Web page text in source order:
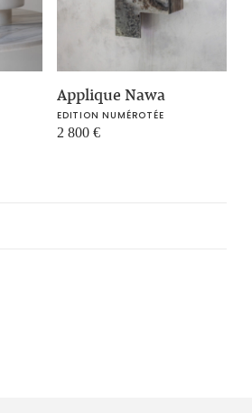
Applique Nawa
EDITION NUMÉROTÉE
2 800 €